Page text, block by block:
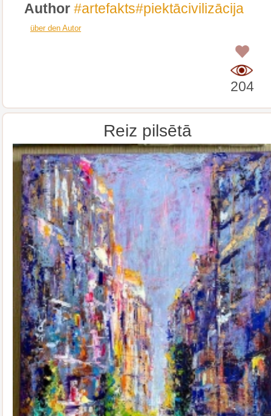
Author #artefakts#piektācivilizācija
über den Autor
204
Reiz pilsētā